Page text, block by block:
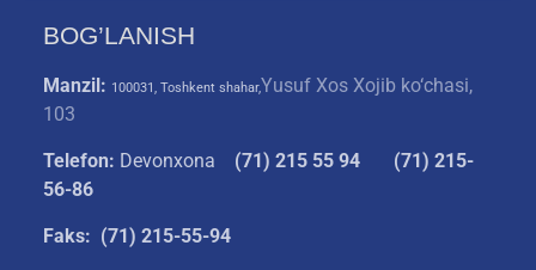
BOG’LANISH
Manzil: 100031, Toshkent shahar,Yusuf Xos Xojib ko‘chasi,
103
Telefon: Devonxona (71) 215 55 94
(71) 215-
56-86
Faks: (71) 215-55-94